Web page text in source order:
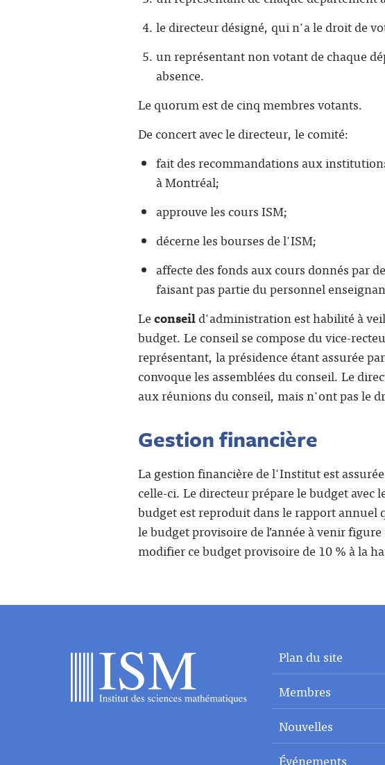
le directeur désigné, qui n'a le droit de
un représentant non votant de chaque
absence.
Le quorum est de cinq membres votants.
De concert avec le directeur, le comité:
fait des recommandations aux
à Montréal;
approuve les cours ISM;
décerne les bourses de l'ISM;
affecte des fonds aux cours donnés par
faisant pas partie du personnel
Leconseild'administration est habilité à
budget. Le conseil se compose du vice-
représentant, la présidence étant assurée
convoque les assemblées du conseil. Le
aux réunions du conseil, mais n'ont pas le
Gestion financière
La gestion financière de l'Institut est
celle-ci. Le directeur prépare le budget
budget est reproduit dans le rapport annuel
le budget provisoire de l’année à venir
modifier ce budget provisoire de 10 % à la
Plan du site
Membres
Nouvelles
Événements